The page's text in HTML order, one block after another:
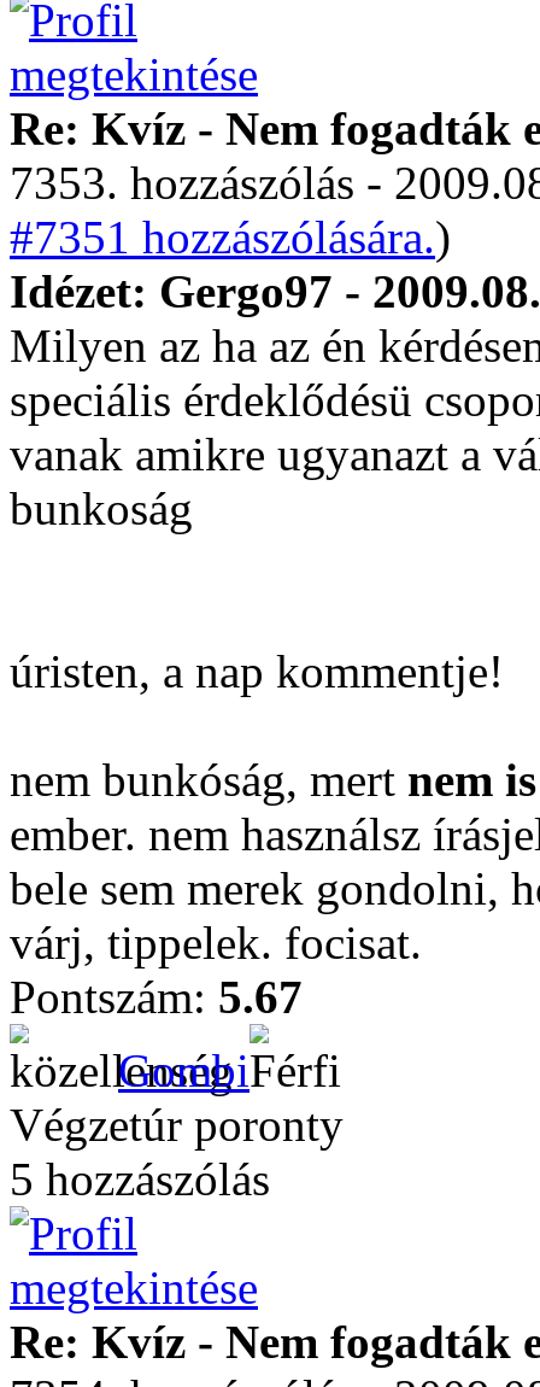
Re: Kvíz - Nem fogadták
7353. hozzászólás -
#7351 hozzászólására.)
Idézet: Gergo97 -
Milyen az ha az én
speciális érdeklődésü
vanak amikre ugyanazt a
bunkoság
úristen, a nap kommentje!
nem bunkóság, mert nem
ember. nem használsz
bele sem merek gondolni,
várj, tippelek. focisat.
Pontszám: 5.67
Gombi
Végzetúr poronty
5 hozzászólás
Re: Kvíz - Nem fogadták